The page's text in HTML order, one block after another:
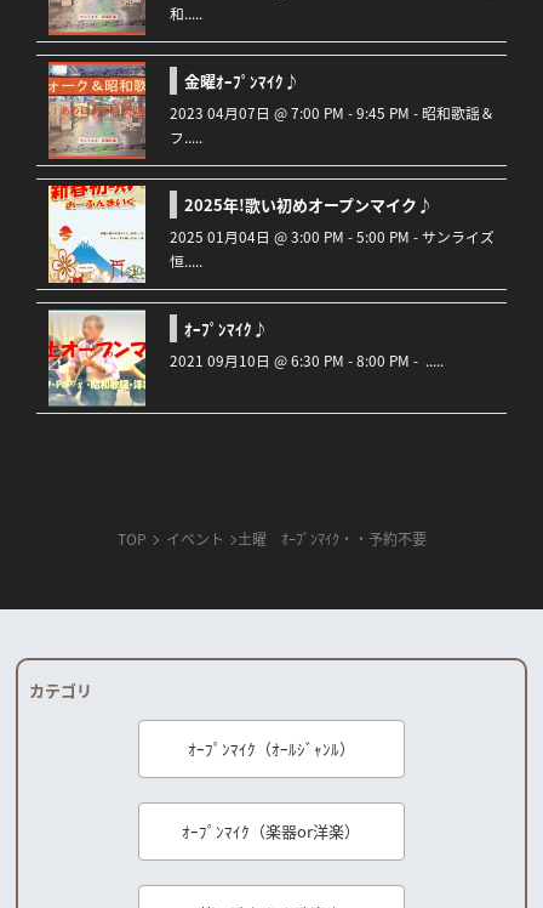
和.....
金曜ｵｰﾌﾟﾝﾏｲｸ♪
2023 04月07日 @ 7:00 PM - 9:45 PM - 昭和歌謡＆
フ.....
2025年!歌い初めオープンマイク♪
2025 01月04日 @ 3:00 PM - 5:00 PM - サンライズ
恒.....
ｵｰﾌﾟﾝﾏｲｸ♪
2021 09月10日 @ 6:30 PM - 8:00 PM - .....
TOP イベント 土曜 ｵｰﾌﾟﾝﾏｲｸ・・予約不要
カテゴリ
ｵｰﾌﾟﾝﾏｲｸ（ｵｰﾙｼﾞｬﾝﾙ）
ｵｰﾌﾟﾝﾏｲｸ（楽器or洋楽）